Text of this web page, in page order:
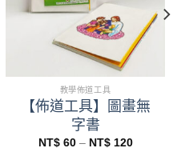
教學佈道工具
【佈道工具】圖畫無
字書
NT$60 – NT$120價